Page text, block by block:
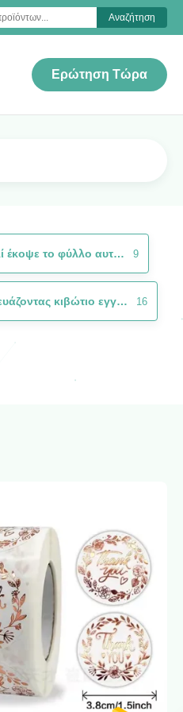
Αναζήτηση
Ερώτηση Τώρα
Το φιλί έκοψε το φύλλο αυτοκόλλητων ετικεττών 9
Συσκευάζοντας κιβώτιο εγγράφου συνήθειας 16